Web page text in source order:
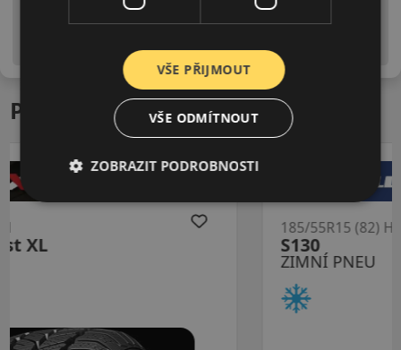
Upozornění! Hodnoty na štítku jsou pouze
informativního charakteru. Mohou být dodány pneumatiky
is EU štítky ve smyslu dosud platné (předchozí) legislativy.
Podobné produkty
VŠE PŘIJMOUT
VŠE ODMÍTNOUT
ZOBRAZIT PODROBNOSTI